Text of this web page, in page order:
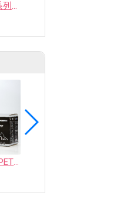
【耐吉斯】P系列-P1 凍乾多拼無穀鹿肉餐(全齡犬) 4.5磅
韓國EZ SAFE PET ZEROFF 消臭劑